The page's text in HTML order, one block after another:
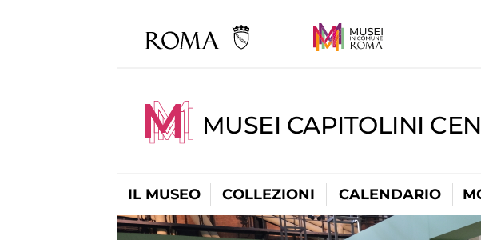
MUSEI CAPITOLINI
IL MUSEO COLLEZIONI CALENDARIO